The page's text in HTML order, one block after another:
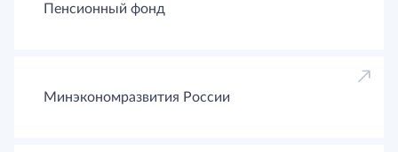
Пенсионный фонд
Минэкономразвития России